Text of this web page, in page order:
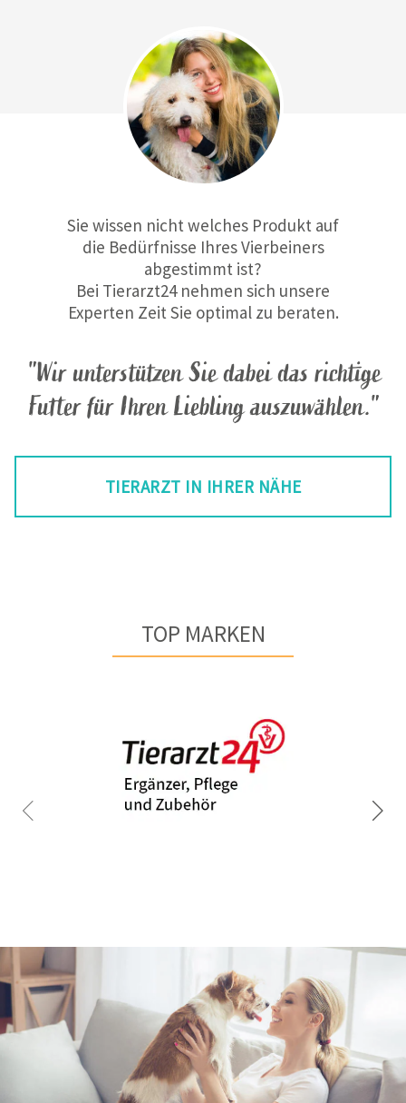
"Wir unterstützen Sie dabei das richtige
Futter für Ihren Liebling auszuwählen."
Sie wissen nicht welches Produkt auf
die Bedürfnisse Ihres Vierbeiners
abgestimmt ist?
Bei Tierarzt24 nehmen sich unsere
Experten Zeit Sie optimal zu beraten.
TIERARZT IN IHRER NÄHE
TOP MARKEN